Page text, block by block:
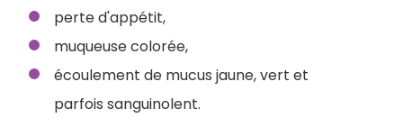
perte d'appétit,
muqueuse colorée,
écoulement de mucus jaune, vert et
parfois sanguinolent.